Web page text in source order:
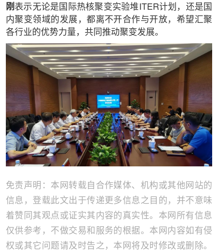
刚表示无论是国际热核聚变实验堆ITER计划，还是国
内聚变领域的发展，都离不开合作与开放，希望汇聚
各行业的优势力量，共同推动聚变发展。
免责声明：本网转载自合作媒体、机构或其他网站的
信息，登载此文出于传递更多信息之目的，并不意味
着赞同其观点或证实其内容的真实性。本网所有信息
仅供参考，不做交易和服务的根据。本网内容如有侵
权或其它问题请及时告之，本网将及时修改或删除。